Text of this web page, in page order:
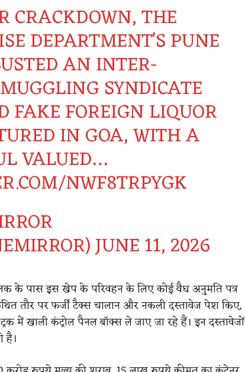
CRACKDOWN, THE
DEPARTMENT'S PUNE
AN INTER-
SYNDICATE
FAKE FOREIGN LIQUOR
IN GOA, WITH A
VALUED…
NWF8TRPYGK
JUNE 11, 2026
के पास इस खेप के परिवहन के लिए कोई वैध अनुमति पत्र
तौर पर फर्जी टैक्स चालान और नकली दस्तावेज पेश किए,
में खाली कंट्रोल पैनल बॉक्स ले जाए जा रहे हैं। इन दस्तावेजों
है।